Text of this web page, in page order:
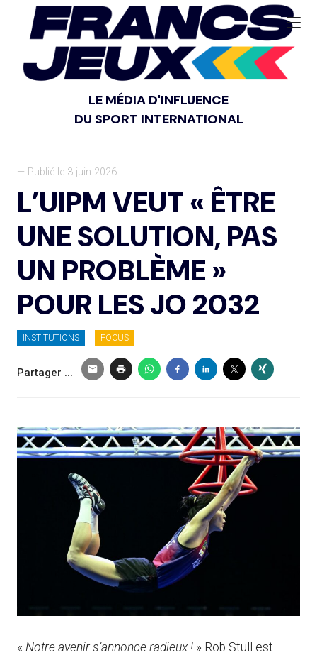
LE MÉDIA D'INFLUENCE
DU SPORT INTERNATIONAL
— Publié le 3 juin 2026
L’UIPM VEUT « ÊTRE
UNE SOLUTION, PAS
UN PROBLÈME »
POUR LES JO 2032
INSTITUTIONS FOCUS
Partager ...
« Notre avenir s’annonce radieux ! » Rob Stull est